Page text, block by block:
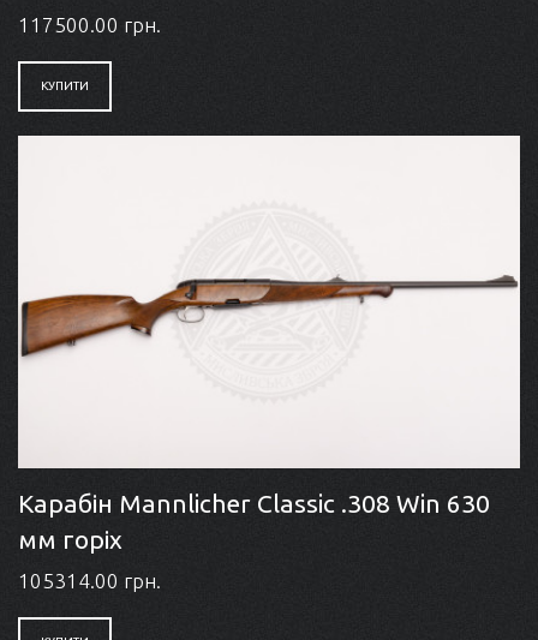
117500.00 грн.
КУПИТИ
Карабін Mannlicher Classic .308 Win 630
мм горіх
105314.00 грн.